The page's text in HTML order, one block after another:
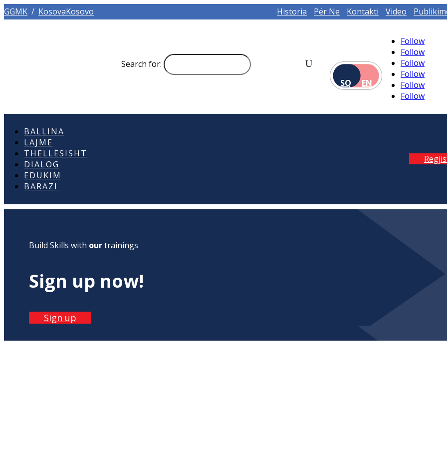
GGMK / KosovaKosovo Historia Për Ne Kontakti Video
Search for:
SQ
EN
Follow
Follow
Follow
Follow
Follow
Follow
BALLINA
LAJME
THELLËSISHT
DIALOG
EDUKIM
BARAZI
Build Skills with ourtrainings
Sign up now!
Sign up